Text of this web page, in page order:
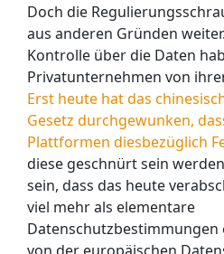
Doch die
aus anderen Gründen
Kontrolle über die Daten
Privatunternehmen von
Erst heute hat das
Gesetz durchgewunken,
Plattformen diesbezüglich
diese geschnürt sein
sein, dass das heute
viel mehr als elementare
Datenschutzbestimmungen